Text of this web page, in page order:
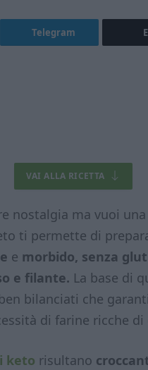
Telegram
VAI ALLA RICETTA
nostalgia ma vuoi
ti permette di
e morbido, senza
e filante. La base di
bilanciati che
di farine ricche
keto risultano